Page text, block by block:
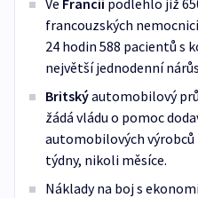
Ve Francii podlehlo již
francouzských
24 hodin 588 pacientů s
největší jednodenní
Britskýautomobilový
žádá vládu o pomoc
automobilových
týdny, nikoli měsíce.
Náklady na boj s